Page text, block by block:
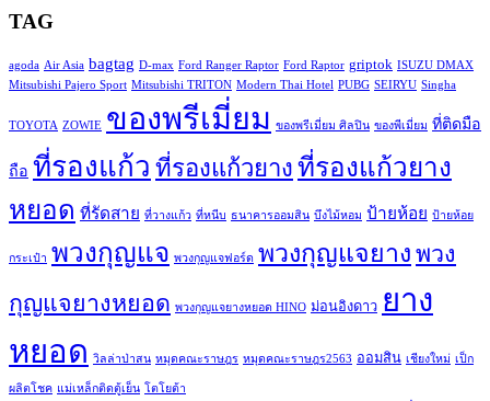
TAG
agoda Air Asia bagtag D-max Ford Ranger Raptor Ford Raptor griptok ISUZU DMAX
Mitsubishi Pajero Sport Mitsubishi TRITON Modern Thai Hotel PUBG SEIRYU Singha
TOYOTA ZOWIE ของพรีเมี่ยม ของพรีเมี่ยม ศิลปิน ของพีเมี่ยม ที่ติดมือ
ถือ ที่รองแก้ว ที่รองแก้วยาง ที่รองแก้วยาง
หยอด ที่รัดสาย ที่วางแก้ว ที่หนีบ ธนาคารออมสิน บึงไม้หอม ป้ายห้อย ป้ายห้อย
กระเป๋า พวงกุญแจ พวงกุญแจฟอร์ด พวงกุญแจยาง พวง
กุญแจยางหยอด พวงกุญแจยางหยอด HINO ม่อนอิงดาว ยาง
หยอด วิลล่าป่าสน หมุดคณะราษฎร หมุดคณะราษฎร2563 ออมสิน เชียงใหม่ เป็ก
ผลิตโชค แม่เหล็กติดตู้เย็น โตโยต้า